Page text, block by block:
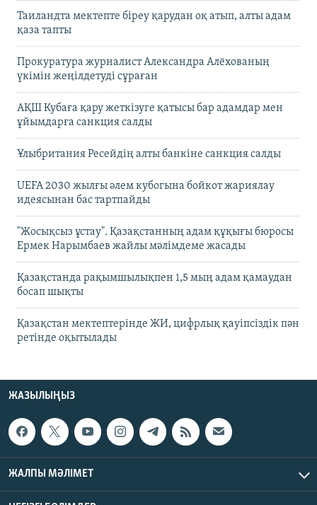
Таиландта мектепте біреу қарудан оқ атып, алты адам
қаза тапты
Прокуратура журналист Александра Алёхованың
үкімін жеңілдетуді сұраған
АҚШ Кубаға қару жеткізуге қатысы бар адамдар мен
ұйымдарға санкция салды
Ұлыбритания Ресейдің алты банкіне санкция салды
UEFA 2030 жылғы әлем кубогына бойкот жариялау
идеясынан бас тартпайды
"Жосықсыз ұстау". Қазақстанның адам құқығы бюросы
Ермек Нарымбаев жайлы мәлімдеме жасады
Қазақстанда рақымшылықпен 1,5 мың адам қамаудан
босап шықты
Қазақстан мектептерінде ЖИ, цифрлық қауіпсіздік пән
ретінде оқытылады
ЖАЗЫЛЫҢЫЗ
ЖАЛПЫ МӘЛІМЕТ